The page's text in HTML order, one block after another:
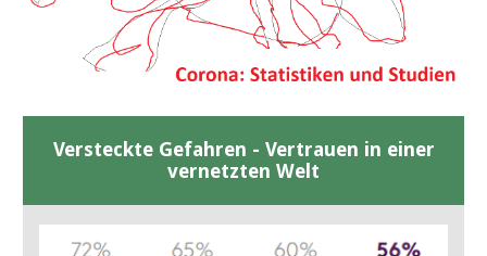
Versteckte Gefahren - Vertrauen in einer
vernetzten Welt